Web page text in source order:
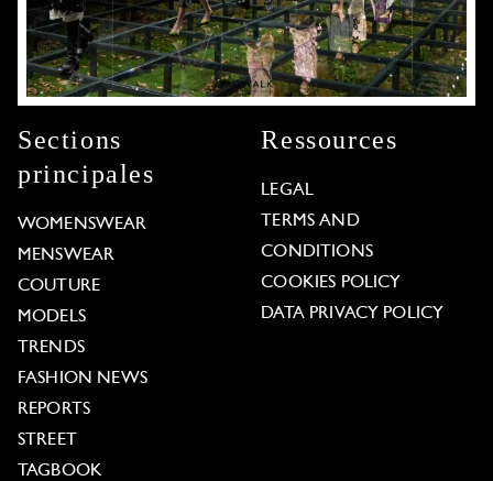
Sections
principales
WOMENSWEAR
MENSWEAR
COUTURE
MODELS
TRENDS
FASHION NEWS
REPORTS
STREET
TAGBOOK
Ressources
LEGAL
TERMS AND
CONDITIONS
COOKIES POLICY
DATA PRIVACY POLICY